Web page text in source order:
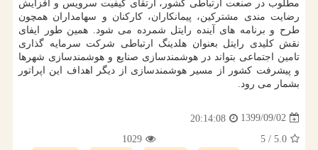
مطلوب در صنعت ارتباطی کشور، ارتقای کیفیت سرویس و افزایش
رضایت مندی مشترکین، پیمانکاران، کارکنان و سهامداران همچون
طرح و برنامه های آینده رایتل شمرده می شود. همین طور ایفای
نقش کلیدی رایتل بعنوان هلدینگ ارتباطی شرکت سرمایه گذاری
تامین اجتماعی بتواند در هوشمندسازی صنایع و هوشمندسازی شهرها
و پیشرفت کشور از مسیر هوشمندسازی از دیگر اهداف این اپراتور
بشمار می رود.
1399/09/02
20:14:08
5.0
/ 5
1029